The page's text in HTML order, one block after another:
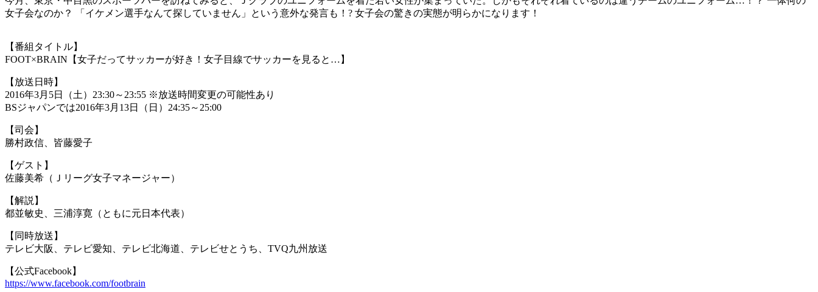
女子会なのか？ 「イケメン選手なんて探していません」という意外な発言も！? 女子会の驚きの実態が明らかになります！
【番組タイトル】
FOOT×BRAIN【女子だってサッカーが好き！女子目線でサッカーを見ると…】
【放送日時】
2016年3月5日（土）23:30～23:55 ※放送時間変更の可能性あり
BSジャパンでは2016年3月13日（日）24:35～25:00
【司会】
勝村政信、皆藤愛子
【ゲスト】
佐藤美希（Ｊリーグ女子マネージャー）
【解説】
都並敏史、三浦淳寛（ともに元日本代表）
【同時放送】
テレビ大阪、テレビ愛知、テレビ北海道、テレビせとうち、TVQ九州放送
【公式Facebook】
https://www.facebook.com/footbrain